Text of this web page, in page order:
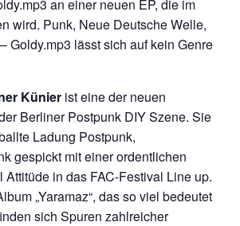
an einer neuen EP, die im
wird. Punk, Neue Deutsche Welle,
Goldy.mp3 lässt sich auf kein Genre
Künier ist eine der neuen
Berliner Postpunk DIY Szene. Sie
Ladung Postpunk,
gespickt mit einer ordentlichen
Attitüde in das FAC-Festival Line up.
„Yaramaz“, das so viel bedeutet
sich Spuren zahlreicher